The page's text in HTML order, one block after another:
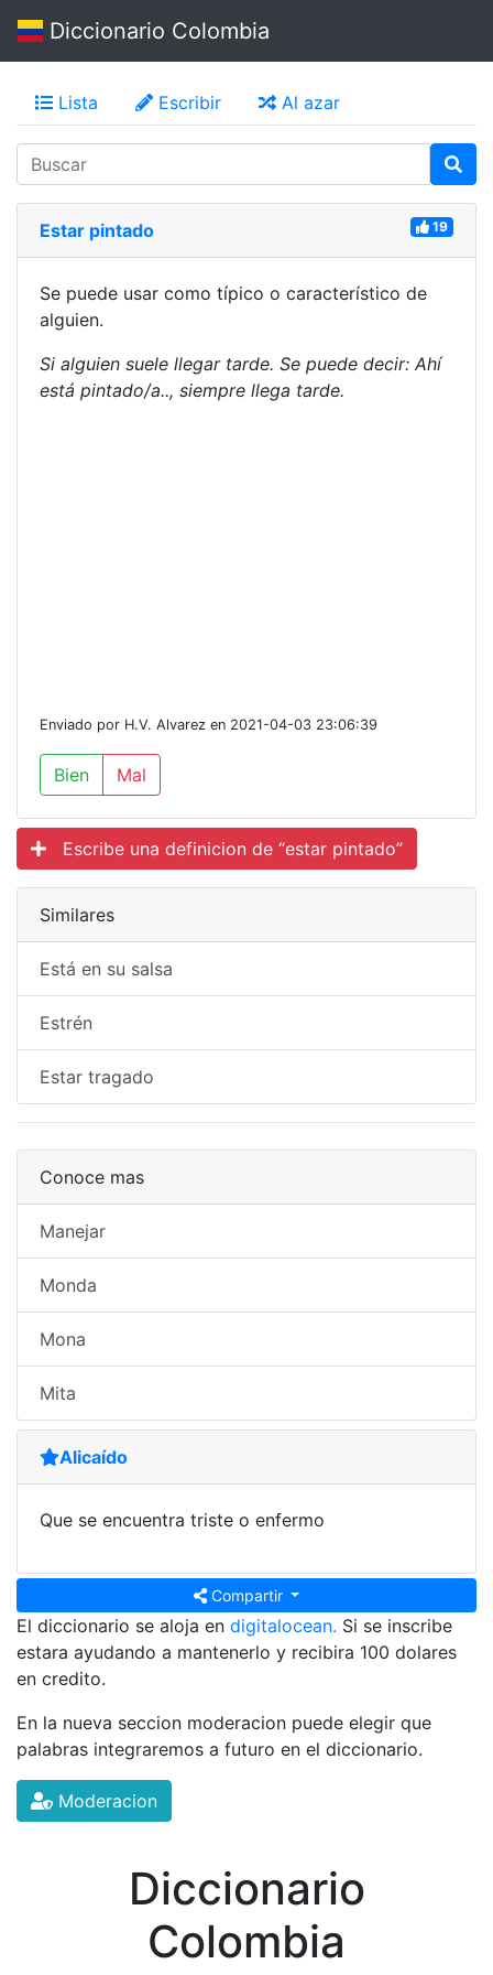
Diccionario Colombia
Lista Escribir Al azar
Estar pintado 19
Se puede usar como típico o característico de
alguien.
Si alguien suele llegar tarde. Se puede decir: Ahí
está pintado/a.., siempre llega tarde.
Enviado por H.V. Alvarez en 2021-04-03 23:06:39
Bien Mal
Escribe una definicion de “estar pintado”
Similares
Está en su salsa
Estrén
Estar tragado
Conoce mas
Manejar
Monda
Mona
Mita
Alicaído
Que se encuentra triste o enfermo
Compartir
El diccionario se aloja en digitalocean. Si se inscribe
estara ayudando a mantenerlo y recibira 100 dolares
en credito.
En la nueva seccion moderacion puede elegir que
palabras integraremos a futuro en el diccionario.
Moderacion
Diccionario
Colombia